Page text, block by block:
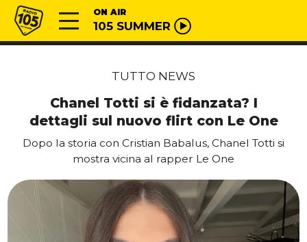
Vai al contenuto
Radio 105 ON AIR
105 SUMMER
TUTTO NEWS
Chanel Totti si è fidanzata? I
dettagli sul nuovo flirt con Le One
Dopo la storia con Cristian Babalus, Chanel Totti si
mostra vicina al rapper Le One